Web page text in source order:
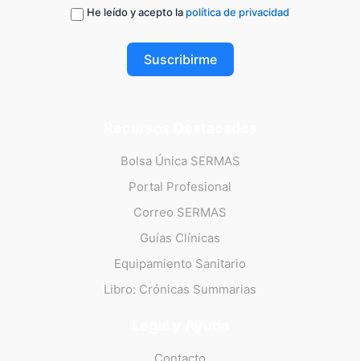
He leído y acepto la política de privacidad
Suscribirme
Bolsa Única SERMAS
Portal Profesional
Correo SERMAS
Guías Clínicas
Equipamiento Sanitario
Libro: Crónicas Summarias